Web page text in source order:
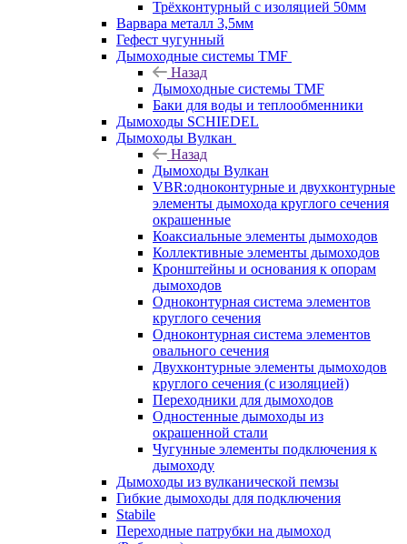
Трёхконтурный с изоляцией 50мм
Варвара металл 3,5мм
Гефест чугунный
Дымоходные системы TMF
Назад
Дымоходные системы TMF
Баки для воды и теплообменники
Дымоходы SCHIEDEL
Дымоходы Вулкан
Назад
Дымоходы Вулкан
VBR:одноконтурные и двухконтурные
элементы дымохода круглого сечения
окрашенные
Коаксиальные элементы дымоходов
Коллективные элементы дымоходов
Кронштейны и основания к опорам
дымоходов
Одноконтурная система элементов
круглого сечения
Одноконтурная система элементов
овального сечения
Двухконтурные элементы дымоходов
круглого сечения (с изоляцией)
Переходники для дымоходов
Одностенные дымоходы из
окрашенной стали
Чугунные элементы подключения к
дымоходу
Дымоходы из вулканической пемзы
Гибкие дымоходы для подключения
Stabile
Переходные патрубки на дымоход